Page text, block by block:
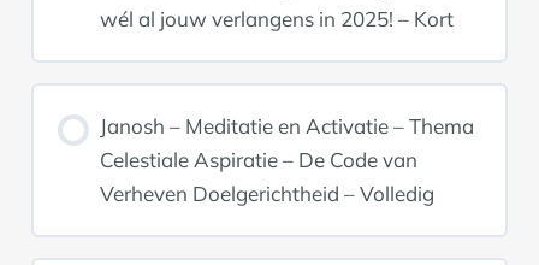
wél al jouw verlangens in 2025! – Kort
Janosh – Meditatie en Activatie – Thema
Celestiale Aspiratie – De Code van
Verheven Doelgerichtheid – Volledig